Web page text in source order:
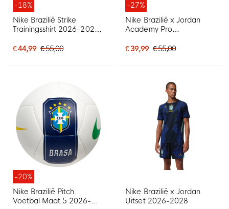
-18%
Nike Brazilië Strike
Trainingsshirt 2026-2028
€ 44,99 € 55,00
-27%
Nike Brazilië x Jordan
Academy Pro
Zwart Geel Mintgroen
€ 39,99 € 55,00
-20%
Nike Brazilië Pitch
Voetbal Maat 5 2026-
Nike Brazilië x Jordan
Uitset 2026-2028